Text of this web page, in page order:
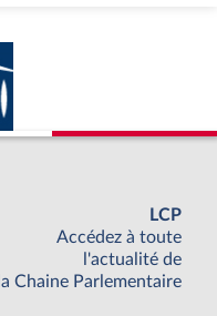
LCP
Accédez à toute
l'actualité de
la Chaine Parlementaire